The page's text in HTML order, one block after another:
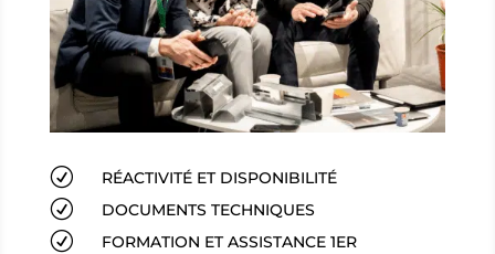
R RÉACTIVITÉ ET DISPONIBILITÉ
R DOCUMENTS TECHNIQUES
R
FORMATION ET ASSISTANCE 1ER